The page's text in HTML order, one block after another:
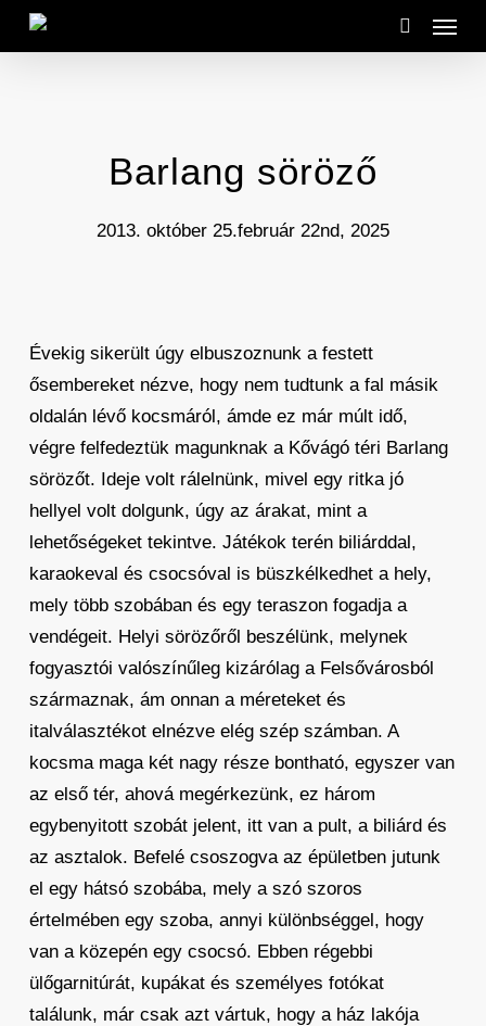
Skip
search
Menu
Barlang söröző
2013. október 25.február 22nd, 2025
Évekig sikerült úgy elbuszoznunk a festett
ősembereket nézve, hogy nem tudtunk a fal másik
oldalán lévő kocsmáról, ámde ez már múlt idő,
végre felfedeztük magunknak a Kővágó téri Barlang
sörözőt. Ideje volt rálelnünk, mivel egy ritka jó
hellyel volt dolgunk, úgy az árakat, mint a
lehetőségeket tekintve. Játékok terén biliárddal,
karaokeval és csocsóval is büszkélkedhet a hely,
mely több szobában és egy teraszon fogadja a
vendégeit. Helyi sörözőről beszélünk, melynek
fogyasztói valószínűleg kizárólag a Felsővárosból
származnak, ám onnan a méreteket és
italválasztékot elnézve elég szép számban. A
kocsma maga két nagy része bontható, egyszer van
az első tér, ahová megérkezünk, ez három
egybenyitott szobát jelent, itt van a pult, a biliárd és
az asztalok. Befelé csoszogva az épületben jutunk
el egy hátsó szobába, mely a szó szoros
értelmében egy szoba, annyi különbséggel, hogy
van a közepén egy csocsó. Ebben régebbi
ülőgarnitúrát, kupákat és személyes fotókat
találunk, már csak azt vártuk, hogy a ház lakója